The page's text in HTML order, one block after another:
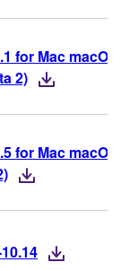
for Mac macOS
2)
for Mac macOS